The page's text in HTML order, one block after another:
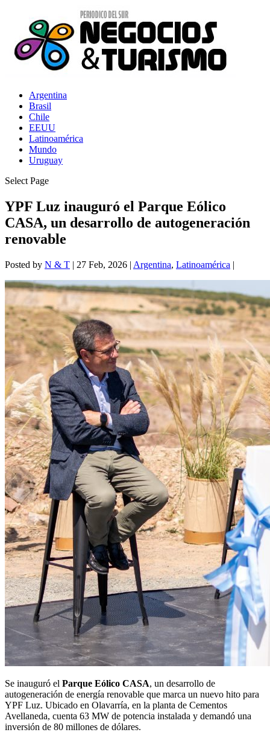
Argentina
Brasil
Chile
EEUU
Latinoamérica
Mundo
Uruguay
Select Page
YPF Luz inauguró el Parque Eólico
CASA, un desarrollo de autogeneración
renovable
Posted by N & T | 27 Feb, 2026 | Argentina, Latinoamérica |
Se inauguró el Parque Eólico CASA, un desarrollo de
autogeneración de energía renovable que marca un nuevo hito para
YPF Luz. Ubicado en Olavarría, en la planta de Cementos
Avellaneda, cuenta 63 MW de potencia instalada y demandó una
inversión de 80 millones de dólares.